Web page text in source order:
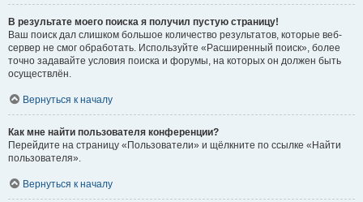
В результате моего поиска я получил пустую страницу!
Ваш поиск дал слишком большое количество результатов, которые веб-
сервер не смог обработать. Используйте «Расширенный поиск», более
точно задавайте условия поиска и форумы, на которых он должен быть
осуществлён.
Вернуться к началу
Как мне найти пользователя конференции?
Перейдите на страницу «Пользователи» и щёлкните по ссылке «Найти
пользователя».
Вернуться к началу